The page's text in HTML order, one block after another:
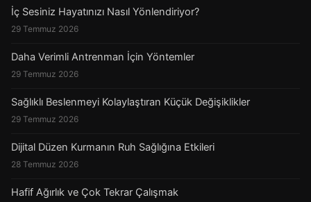
İç Sesiniz Hayatınızı Nasıl Yönlendiriyor?
29 Temmuz 2026
Daha Verimli Antrenman İçin Yöntemler
29 Temmuz 2026
Sağlıklı Beslenmeyi Kolaylaştıran Küçük Değişiklikler
29 Temmuz 2026
Dijital Düzen Kurmanın Ruh Sağlığına Etkileri
28 Temmuz 2026
Hafif Ağırlık ve Çok Tekrar Çalışmak